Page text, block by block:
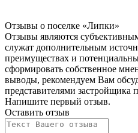
Отзывы о поселке «Липки»
Отзывы являются
служат дополнительным
преимуществах и
сформировать собственное
выводы, рекомендуем Вам
представителями застройщика
Напишите первый отзыв.
Оставить отзыв